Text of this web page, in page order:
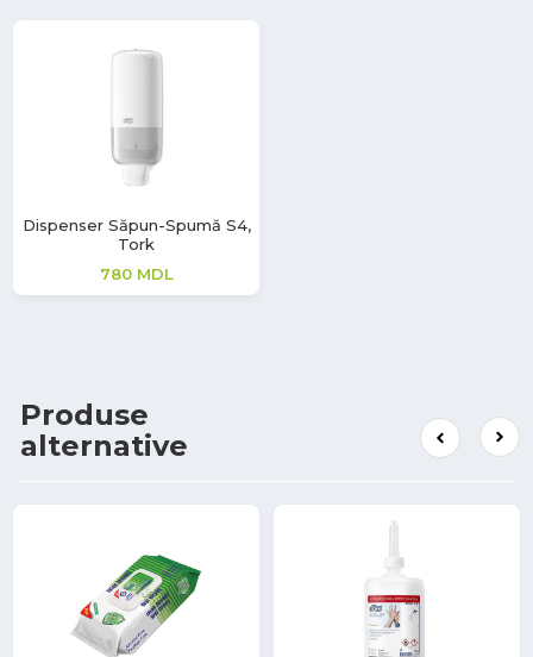
Dispenser Săpun-Spumă S4,
Tork
780 MDL
Produse
alternative